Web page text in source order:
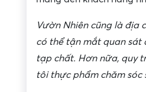
Vườn Nhiên cũng là địa
có thể tận mắt quan sát
tạp chất. Hơn nữa, quy
tôi thực phẩm chăm sóc